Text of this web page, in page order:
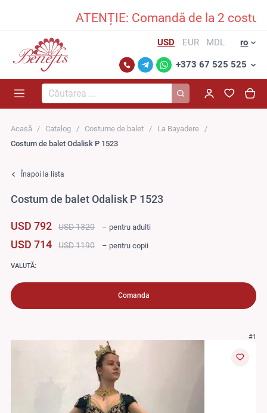
ATENȚIE: Comandă de la 2
USD EUR MDL ro
+373 67 525 525
Căutarea...
Acasă Catalog Costume de balet
La Bayadere
Costum de balet Odalisk P 1523
Înapoi la lista
Costum de balet Odalisk P 1523
USD 792 USD 1320 – pentru adulti
USD 714 USD 1190 – pentru copii
VALUTĂ:
Comanda
#1